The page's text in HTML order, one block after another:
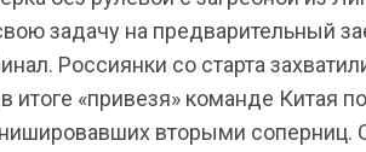
задачу на предварительный
Россиянки со старта
итоге «привезя» команде Китая
вторыми соперниц.